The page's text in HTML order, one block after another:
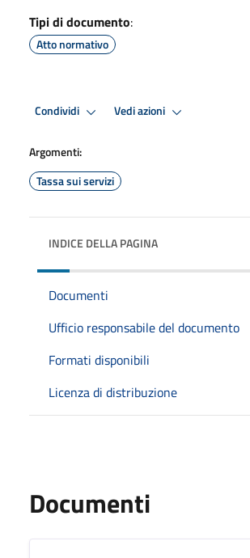
Tipi di documento:
Atto normativo
Condividi Vedi azioni
Argomenti:
Tassa sui servizi
INDICE DELLA PAGINA
Documenti
Ufficio responsabile del documento
Formati disponibili
Licenza di distribuzione
Documenti